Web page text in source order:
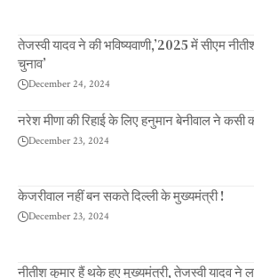
तेजस्वी यादव ने की भविष्यवाणी,’2025 में सीएम
चुनाव’
December 24, 2024
नरेश मीणा की रिहाई के लिए हनुमान बेनीवाल ने कसी
December 23, 2024
केजरीवाल नहीं बन सकते दिल्ली के मुख्यमंत्री !
December 23, 2024
नीतीश कुमार हैं थके हुए मुख्यमंत्री, तेजस्वी यादव ने